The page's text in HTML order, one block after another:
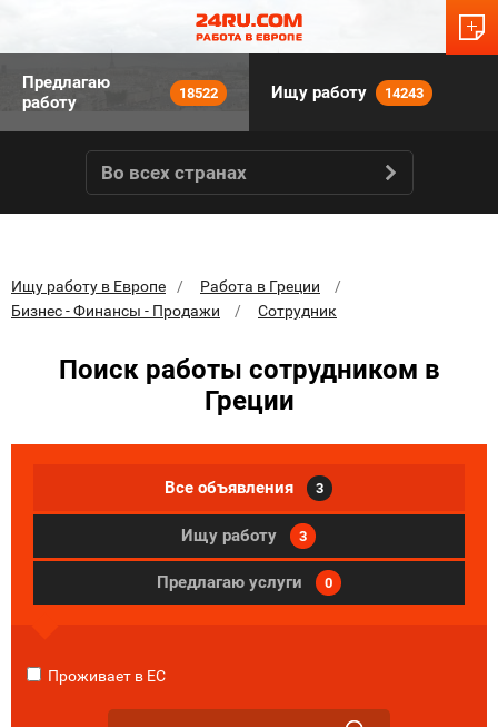
Предлагаю
работу
18522 Ищу работу 14243
Во всех странах
Ищу работу в Европе
Работа в Греции
Бизнес - Финансы - Продажи
Сотрудник
Поиск работы сотрудником в
Греции
Все объявления 3
Ищу работу 3
Предлагаю услуги 0
Проживает в ЕС